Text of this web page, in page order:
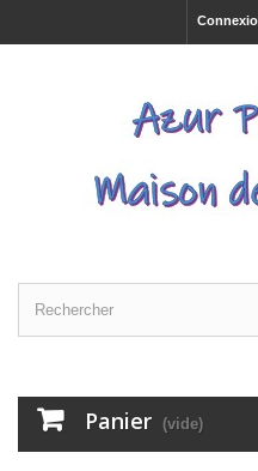
Panier (vide)